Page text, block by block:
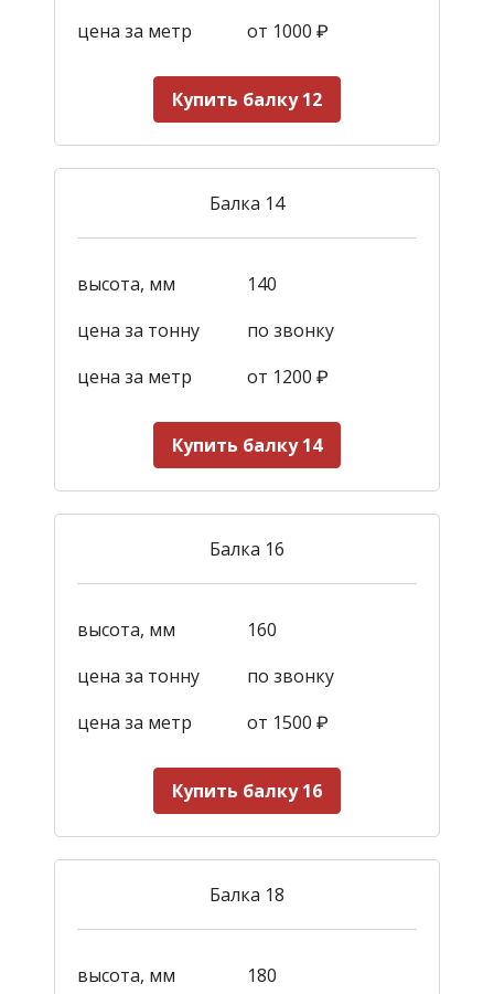
цена за метр
от 1000 ₽
Купить балку 12
Балка 14
высота, мм
140
цена за тонну
по звонку
цена за метр
от 1200 ₽
Купить балку 14
Балка 16
высота, мм
160
цена за тонну
по звонку
цена за метр
от 1500 ₽
Купить балку 16
Балка 18
высота, мм
180